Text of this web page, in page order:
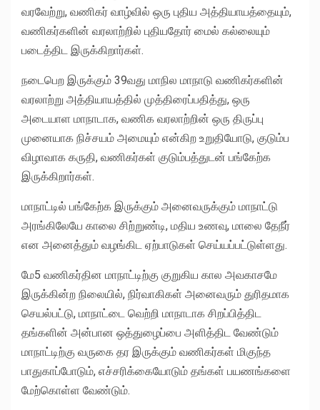
வரவேற்று, வணிகர் வாழ்வில் ஒரு புதிய அத்தியாயத்தையும்,
வணிகர்களின் வரலாற்றில் புதியதோர் மைல் கல்லையும்
படைத்திட இருக்கிறார்கள்.
நடைபெற இருக்கும் 39வது மாநில மாநாடு வணிகர்களின்
வரலாற்று அத்தியாயத்தில் முத்திரைப்பதித்து, ஒரு
அடையாள மாநாடாக, வணிக வரலாற்றின் ஒரு திருப்பு
முனையாக நிச்சயம் அமையும் என்கிற உறுதியோடு, குடும்ப
விழாவாக கருதி, வணிகர்கள் குடும்பத்துடன் பங்கேற்க
இருக்கிறார்கள்.
மாநாட்டில் பங்கேற்க இருக்கும் அனைவருக்கும் மாநாட்டு
அரங்கிலேயே காலை சிற்றுண்டி, மதிய உணவு, மாலை தேநீர்
என அனைத்தும் வழங்கிட ஏற்பாடுகள் செய்யப்பட்டுள்ளது.
மே5 வணிகர்தின மாநாட்டிற்கு குறுகிய கால அவகாசமே
இருக்கின்ற நிலையில், நிர்வாகிகள் அனைவரும் துரிதமாக
செயல்பட்டு, மாநாட்டை வெற்றி மாநாடாக சிறப்பித்திட
தங்களின் அன்பான ஒத்துழைப்பை அளித்திட வேண்டும்
மாநாட்டிற்கு வருகை தர இருக்கும் வணிகர்கள் மிகுந்த
பாதுகாப்போடும், எச்சரிக்கையோடும் தங்கள் பயணங்களை
மேற்கொள்ள வேண்டும்.